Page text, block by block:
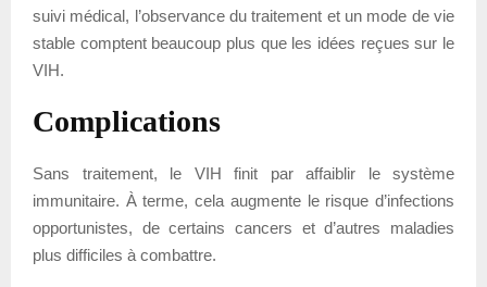
suivi médical, l’observance du traitement et un mode de vie
stable comptent beaucoup plus que les idées reçues sur le
VIH.
Complications
Sans traitement, le VIH finit par affaiblir le système
immunitaire. À terme, cela augmente le risque d’infections
opportunistes, de certains cancers et d’autres maladies
plus difficiles à combattre.